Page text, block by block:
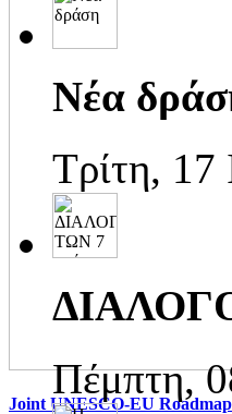
Joint UNESCO-EU
Νέα
Τρίτη, 17
Πέμπτη,